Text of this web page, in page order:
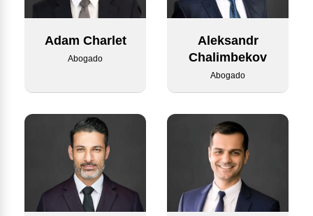
Adam Charlet
Abogado
Aleksandr
Chalimbekov
Abogado